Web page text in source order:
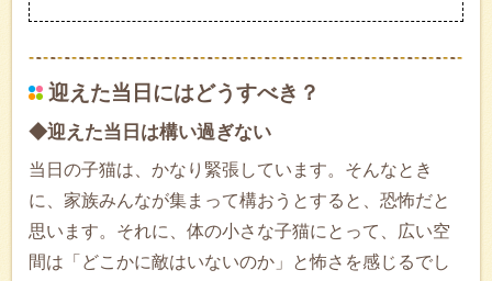
迎えた当日にはどうすべき？
◆迎えた当日は構い過ぎない
当日の子猫は、かなり緊張しています。そんなとき
に、家族みんなが集まって構おうとすると、恐怖だと
思います。それに、体の小さな子猫にとって、広い空
間は「どこかに敵はいないのか」と怖さを感じるでし